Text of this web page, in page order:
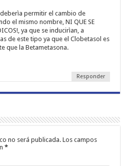
deberìa permitir el cambio de
el mismo nombre, NI QUE SE
ya que se inducirìan, a
de este tipo ya que el Clobetasol es
que la Betametasona.
Responder
no será publicada. Los campos
*